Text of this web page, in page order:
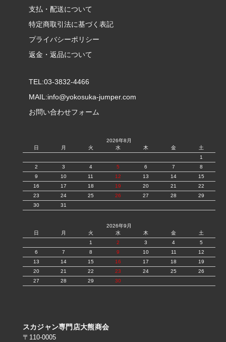
支払・配送について
特定商取引法に基づく表記
プライバシーポリシー
返金・返品について
TEL:03-3832-4466
MAIL:info@yokosuka-jumper.com
お問い合わせフォーム
2026年8月
日
月 火 水 木 金
土
1
2
3 4 5 6 7
8
9
10 11 12 13 14
15
16
17 18 19 20 21
22
23
24 25 26 27 28
29
30
31
2026年9月
日
月 火 水 木 金
土
1
2 3 4
5
6
7 8 9 10 11
12
13
14 15 16 17 18
19
20
21 22 23 24 25
26
27
28 29 30
スカジャン専門店大熊商会
〒110-0005